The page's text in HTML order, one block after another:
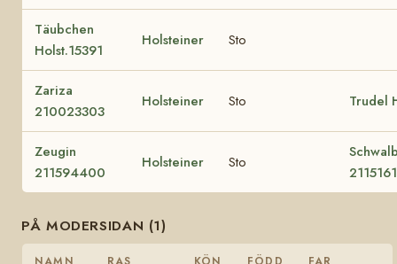
Täubchen
Holst.15391
Holsteiner Sto
Zariza
210023303
Holsteiner Sto Trudel
Zeugin
211594400
Holsteiner Sto
PÅ MODERSIDAN (1)